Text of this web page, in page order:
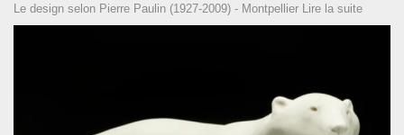
Le design selon Pierre Paulin (1927-2009) - Montpellier
Lire la suite